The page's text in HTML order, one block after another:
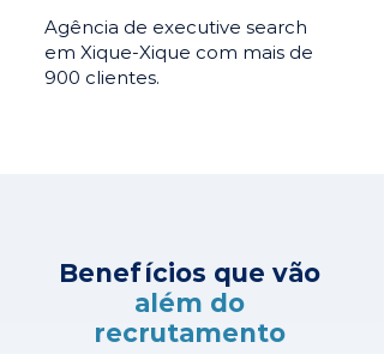
Agência de executive search
em Xique-Xique com mais de
900 clientes.
Benefícios que vão
além do
recrutamento